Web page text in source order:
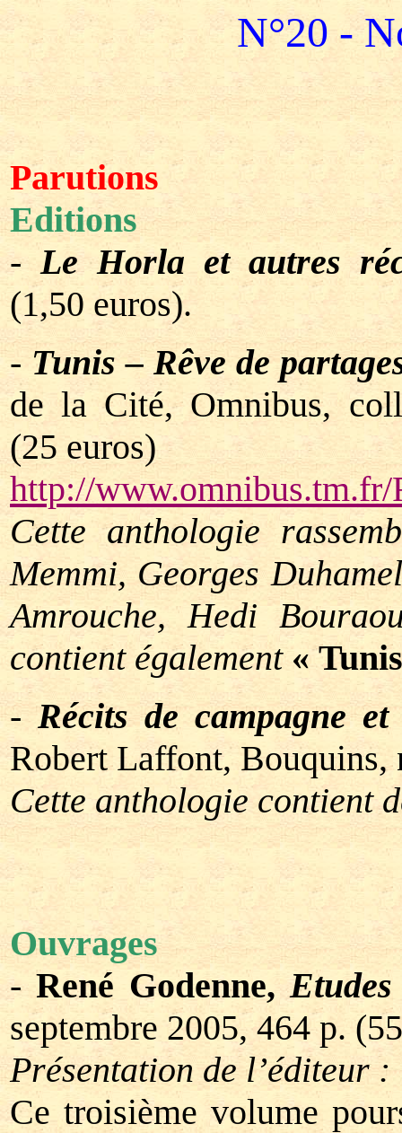
N°20 -
Parutions
Editions
-Le Horla et autres
(1,50 euros).
-Tunis – Rêve de
de la Cité, Omnibus,
(25 euros)
http://
Cette anthologie
Memmi, Georges
Amrouche, Hedi
contient également «
-Récits de campagne et
Robert Laffont, Bouquins,
Cette anthologie contient
Ouvrages
-René Godenne,
septembre 2005, 464 p.
Présentation de l’éditeur :
Ce troisième volume